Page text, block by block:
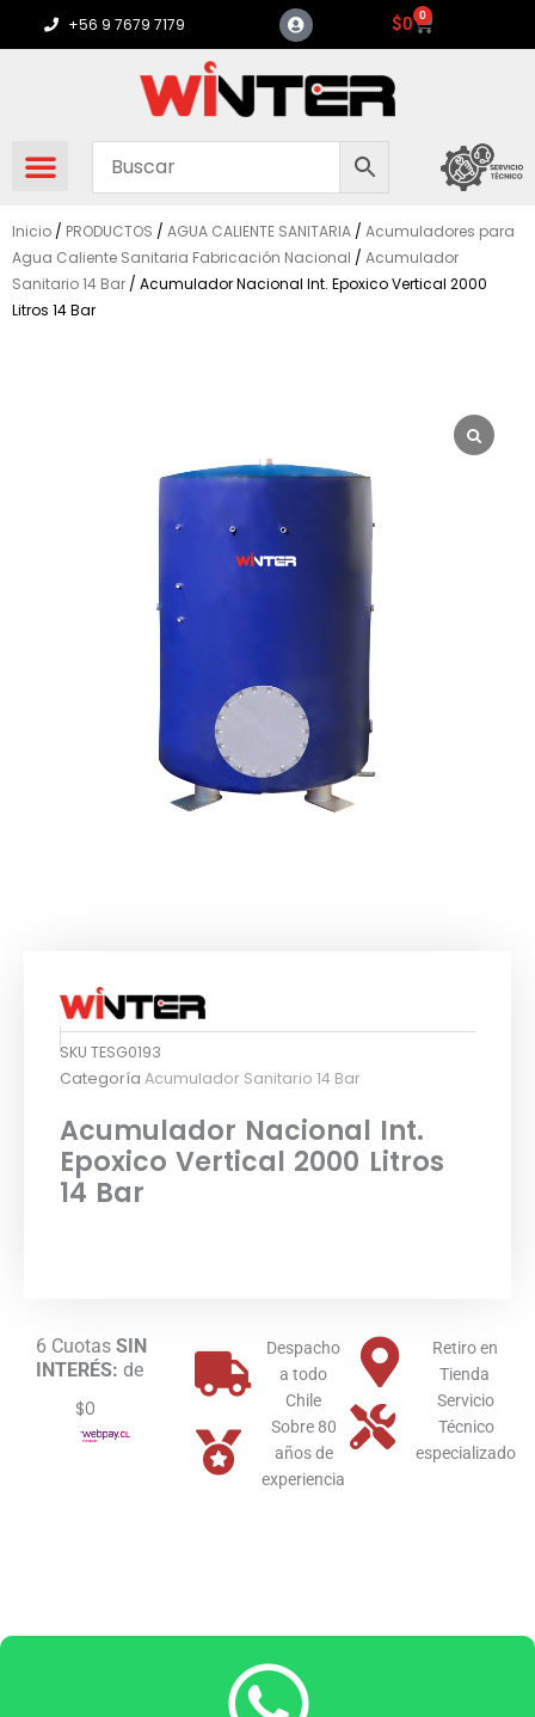
+56 9 7679 7179 $0 0
Carrito
Inicio / PRODUCTOS / AGUA CALIENTE SANITARIA / Acumuladores para
Agua Caliente Sanitaria Fabricación Nacional / Acumulador
Sanitario 14 Bar / Acumulador Nacional Int. Epoxico Vertical 2000
Litros 14 Bar
SKU TESG0193
Categoría Acumulador Sanitario 14 Bar
Acumulador Nacional Int.
Epoxico Vertical 2000 Litros
14 Bar
6 Cuotas SIN
INTERÉS: de
$0
Despacho
a todo
Chile
Sobre 80
años de
experiencia
Retiro en
Tienda
Servicio
Técnico
especializado